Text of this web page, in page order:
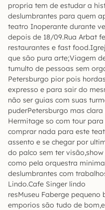
propria tem de estudar a
deslumbrantes para quem
teatro Inoperante durante
depois de 18/09.Rua Arbat
restaurantes e fast
que são pura arte;Viagem
tumulto de pessoas sem
Petersburgo pior pois
expresso e para sair do
não ser guias com suas
puderPetersburgo mas
Hermitage so com tour
comprar nada para este
assento e se chegar por
do palco sem ter
como pela orquestra
deslumbrantes com
Lindo.Cafe Singer lindo
resMuseu Faberge
emporios são tudo de